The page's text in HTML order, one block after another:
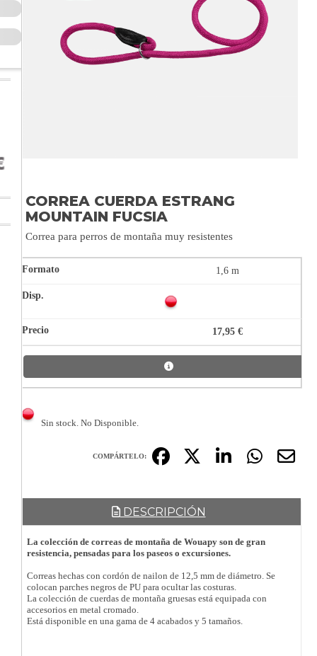
CORREA CUERDA ESTRANG
MOUNTAIN FUCSIA
Correa para perros de montaña muy resistentes
1,6 m
17,95 €
Sin stock. No Disponible.
COMPÁRTELO:
DESCRIPCIÓN
La colección de correas de montaña de Wouapy son de gran
resistencia, pensadas para los paseos o excursiones.
Correas hechas con cordón de nailon de 12,5 mm de diámetro. Se
colocan parches negros de PU para ocultar las costuras.
La colección de cuerdas de montaña gruesas está equipada con
accesorios en metal cromado.
Está disponible en una gama de 4 acabados y 5 tamaños.